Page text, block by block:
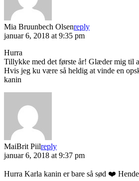
Mia Bruunbech Olsenreply
januar 6, 2018 at 9:35 pm
Hurra
Tillykke med det første år! Glæder mig til
Hvis jeg ku være så heldig at vinde en
kanin
MaiBrit Piilreply
januar 6, 2018 at 9:37 pm
Hurra Karla kanin er bare så sød ❤️